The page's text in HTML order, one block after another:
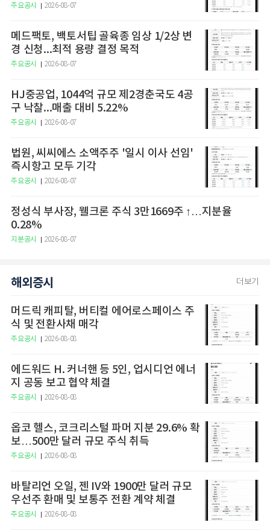
주요공시 2026-08-07
메드팩토, 백토서팁 골육종 임상 1/2상 변
경 신청...최적 용량 결정 목적
주요공시 2026-08-07
HJ중공업, 1044억 규모 제2경춘국도 4공
구 낙찰...매출 대비 5.22%
주요공시 2026-08-07
법원, 씨씨에스 소액주주 '일시 이사 선임'
즉시항고 모두 기각
주요공시 2026-08-07
정성식 부사장, 웰크론 주식 3만1669주 ↑…지분율
0.28%
지분공시 2026-08-07
해외증시 더보기
머드릭 캐피탈, 버티컬 에어로스페이스 주
식 및 전환사채 매각
주요공시 2026-08-08
에드워드 H. 커너핸 등 5인, 업시디언 에너
지 공동 보고 협약 체결
주요공시 2026-08-08
옵코 헬스, 코크리스털 파머 지분 29.6% 확
보…500만 달러 규모 주식 취득
주요공시 2026-08-08
바탈리언 오일, 젠 IV와 1900만 달러 규모
우선주 환매 및 보통주 전환 계약 체결
주요공시 2026-08-08